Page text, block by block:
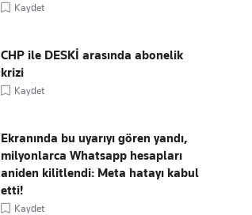
Kaydet
CHP ile DESKİ arasında abonelik
krizi
Kaydet
Ekranında bu uyarıyı gören yandı,
milyonlarca Whatsapp hesapları
aniden kilitlendi: Meta hatayı kabul
etti!
Kaydet